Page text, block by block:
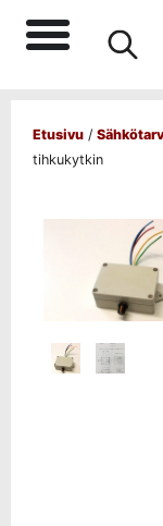
Etusivu /
tihkukytkin